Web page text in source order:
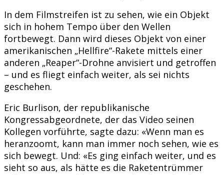
In dem Filmstreifen ist zu sehen, wie ein Objekt
sich in hohem Tempo über den Wellen
fortbewegt. Dann wird dieses Objekt von einer
amerikanischen „Hellfire“-Rakete mittels einer
anderen „Reaper“-Drohne anvisiert und getroffen
– und es fliegt einfach weiter, als sei nichts
geschehen.
Eric Burlison, der republikanische
Kongressabgeordnete, der das Video seinen
Kollegen vorführte, sagte dazu: «Wenn man es
heranzoomt, kann man immer noch sehen, wie es
sich bewegt. Und: «Es ging einfach weiter, und es
sieht so aus, als hätte es die Raketentrümmer